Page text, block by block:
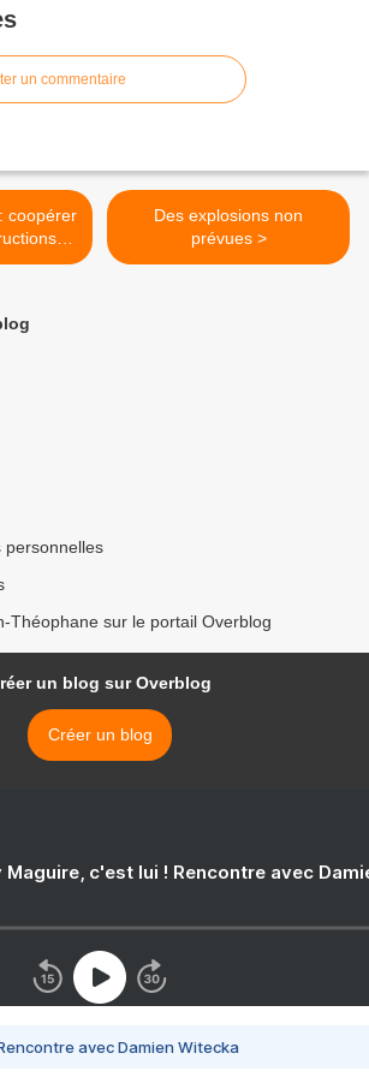
un commentaire
Des explosions non
prévues >
personnelles
Théophane sur le portail Overblog
un blog sur Overblog
Créer un blog
c'est lui ! Rencontre avec
avec Damien Witecka